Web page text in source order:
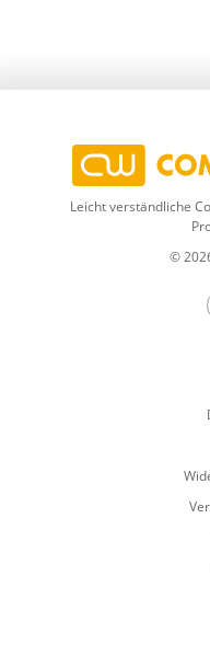
Leicht verständliche
©